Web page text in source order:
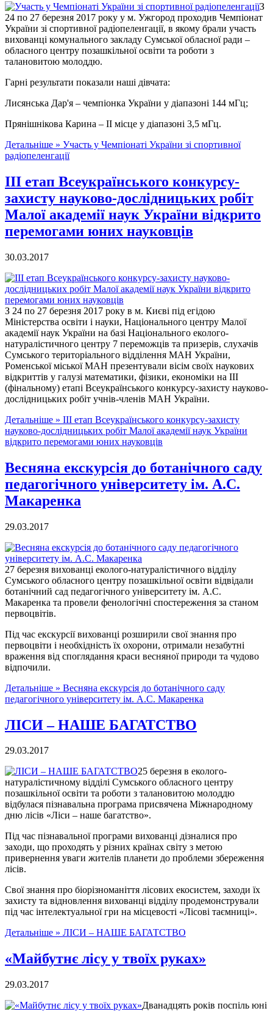
З
24 по 27 березня 2017 року у м. Ужгород проходив Чемпіонат
України зі спортивної радіопеленгації, в якому брали участь
вихованці комунального закладу Сумської обласної ради –
обласного центру позашкільної освіти та роботи з
талановитою молоддю.
Гарні результати показали наші дівчата:
Лисянська Дар'я – чемпіонка України у діапазоні 144 мГц;
Прянішнікова Карина – ІІ місце у діапазоні 3,5 мГц.
Детальніше » Участь у Чемпіонаті України зі спортивної
радіопеленгації
ІІІ етап Всеукраїнського конкурсу-
захисту науково-дослідницьких робіт
Малої академії наук України відкрито
перемогами юних науковців
30.03.2017
З 24 по 27 березня 2017 року в м. Києві під егідою
Міністерства освіти і науки, Національного центру Малої
академії наук України на базі Національного еколого-
натуралістичного центру 7 переможців та призерів, слухачів
Сумського територіального відділення МАН України,
Роменської міської МАН презентували вісім своїх наукових
відкриттів у галузі математики, фізики, економіки на ІІІ
(фінальному) етапі Всеукраїнського конкурсу-захисту науково-
дослідницьких робіт учнів-членів МАН України.
Детальніше » ІІІ етап Всеукраїнського конкурсу-захисту
науково-дослідницьких робіт Малої академії наук України
відкрито перемогами юних науковців
Весняна екскурсія до ботанічного саду
педагогічного університету ім. А.С.
Макаренка
29.03.2017
27 березня вихованці еколого-натуралістичного відділу
Сумського обласного центру позашкільної освіти відвідали
ботанічний сад педагогічного університету ім. А.С.
Макаренка та провели фенологічні спостереження за станом
первоцвітів.
Під час екскурсії вихованці розширили свої знання про
первоцвіти і необхідність їх охорони, отримали незабутні
враження від споглядання краси весняної природи та чудово
відпочили.
Детальніше » Весняна екскурсія до ботанічного саду
педагогічного університету ім. А.С. Макаренка
ЛІСИ – НАШЕ БАГАТСТВО
29.03.2017
25 березня в еколого-
натуралістичному відділі Сумського обласного центру
позашкільної освіти та роботи з талановитою молоддю
відбулася пізнавальна програма присвячена Міжнародному
дню лісів «Ліси – наше багатство».
Під час пізнавальної програми вихованці дізналися про
заходи, що проходять у різних країнах світу з метою
привернення уваги жителів планети до проблеми збереження
лісів.
Свої знання про біорізноманіття лісових екосистем, заходи їх
захисту та відновлення вихованці відділу продемонстрували
під час інтелектуальної гри на місцевості «Лісові таємниці».
Детальніше » ЛІСИ – НАШЕ БАГАТСТВО
«Майбутнє лісу у твоїх руках»
29.03.2017
Дванадцять років поспіль юні